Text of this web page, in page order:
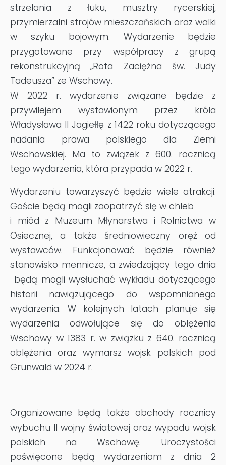
strzelania z łuku, musztry rycerskiej,
przymierzalni strojów mieszczańskich oraz walki
w szyku bojowym. Wydarzenie będzie
przygotowane przy współpracy z grupą
rekonstrukcyjną „Rota Zaciężna św. Judy
Tadeusza” ze Wschowy.
W 2022 r. wydarzenie związane będzie z
przywilejem wystawionym przez króla
Władysława II Jagiełłę z 1422 roku dotyczącego
nadania prawa polskiego dla Ziemi
Wschowskiej. Ma to związek z 600. rocznicą
tego wydarzenia, która przypada w 2022 r.
Wydarzeniu towarzyszyć będzie wiele atrakcji.
Goście będą mogli zaopatrzyć się w chleb
i miód z Muzeum Młynarstwa i Rolnictwa w
Osiecznej, a także średniowieczny oręż od
wystawców. Funkcjonować będzie również
stanowisko mennicze, a zwiedzający tego dnia
będą mogli wysłuchać wykładu dotyczącego
historii nawiązującego do wspomnianego
wydarzenia. W kolejnych latach planuje się
wydarzenia odwołujące się do oblężenia
Wschowy w 1383 r. w związku z 640. rocznicą
oblężenia oraz wymarsz wojsk polskich pod
Grunwald w 2024 r.
Organizowane będą także obchody rocznicy
wybuchu II wojny światowej oraz wypadu wojsk
polskich na Wschowę. Uroczystości
poświęcone będą wydarzeniom z dnia 2